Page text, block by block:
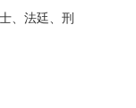
、法廷、刑